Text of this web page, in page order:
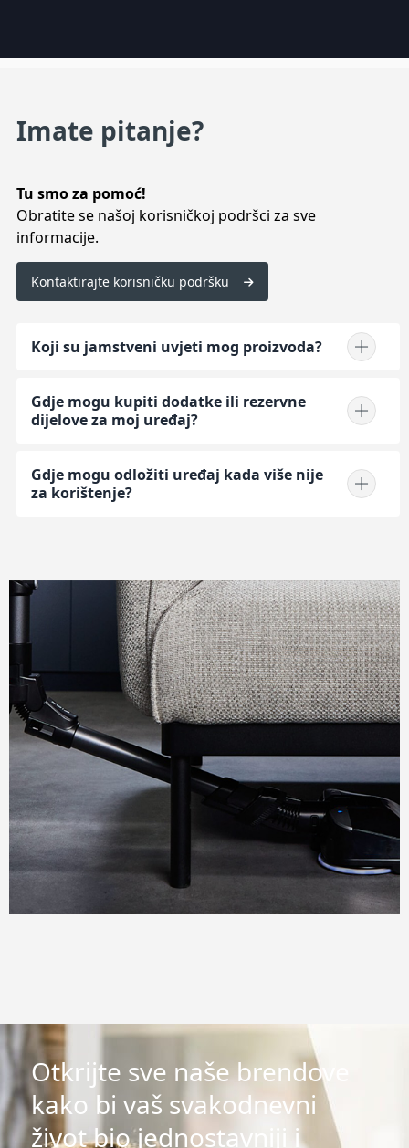
Imate pitanje?
Tu smo za pomoć!
Obratite se našoj korisničkoj podršci za sve
informacije.
Kontaktirajte korisničku podršku
Koji su jamstveni uvjeti mog proizvoda?
Gdje mogu kupiti dodatke ili rezervne
dijelove za moj uređaj?
Gdje mogu odložiti uređaj kada više nije
za korištenje?
Otkrijte sve naše brendove
kako bi vaš svakodnevni
život bio jednostavniji i